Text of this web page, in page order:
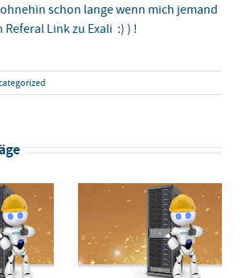
schon lange wenn mich jemand
Referal Link zu Exali :) ) !